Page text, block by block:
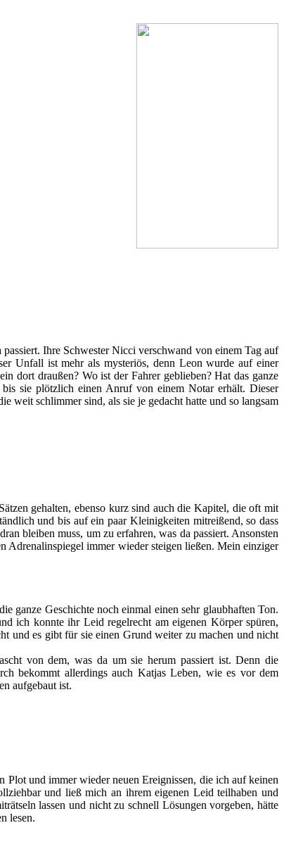
Ihre Schwester Nicci verschwand von einem Tag auf
Unfall ist mehr als mysteriös, denn Leon wurde auf einer
dort draußen? Wo ist der Fahrer geblieben? Hat das ganze
sie plötzlich einen Anruf von einem Notar erhält. Dieser
weit schlimmer sind, als sie je gedacht hatte und so langsam
gehalten, ebenso kurz sind auch die Kapitel, die oft mit
und bis auf ein paar Kleinigkeiten mitreißend, so dass
bleiben muss, um zu erfahren, was da passiert. Ansonsten
Adrenalinspiegel immer wieder steigen ließen. Mein einziger
ganze Geschichte noch einmal einen sehr glaubhaften Ton.
ich konnte ihr Leid regelrecht am eigenen Körper spüren,
und es gibt für sie einen Grund weiter zu machen und nicht
von dem, was da um sie herum passiert ist. Denn die
bekommt allerdings auch Katjas Leben, wie es vor dem
aufgebaut ist.
und immer wieder neuen Ereignissen, die ich auf keinen
und ließ mich an ihrem eigenen Leid teilhaben und
lassen und nicht zu schnell Lösungen vorgeben, hätte
lesen.